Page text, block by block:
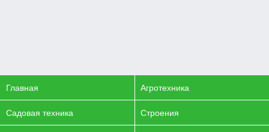
Главная Агротехника
Садовая техника Строения